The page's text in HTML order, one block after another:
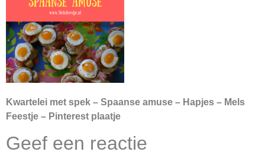
Kwartelei met spek – Spaanse amuse – Hapjes – Mels
Feestje – Pinterest plaatje
Geef een reactie